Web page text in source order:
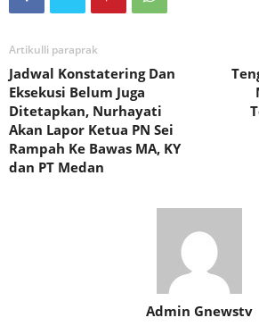
Artikulli paraprak
Jadwal Konstatering Dan
Eksekusi Belum Juga
Ditetapkan, Nurhayati
Akan Lapor Ketua PN Sei
Rampah Ke Bawas MA, KY
dan PT Medan
Admin Gnewstv